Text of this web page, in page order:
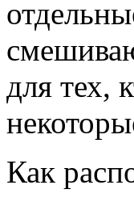
для тех,
Как